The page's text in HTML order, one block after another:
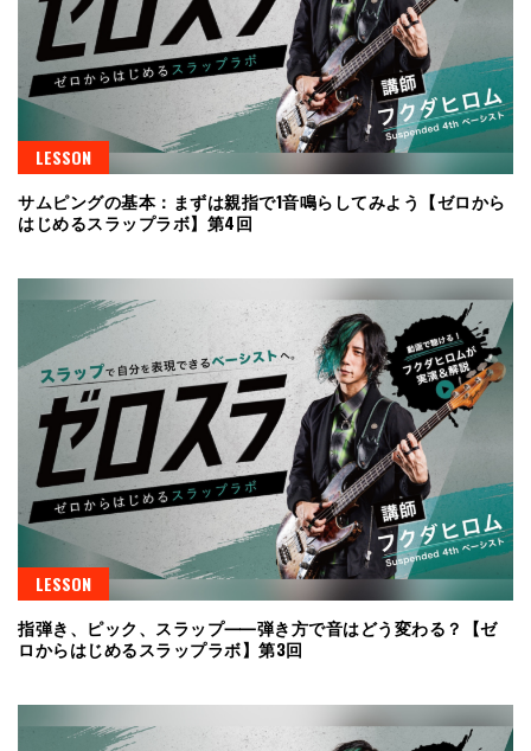
LESSON
サムピングの基本：まずは親指で1音鳴らしてみよう【ゼロから
はじめるスラップラボ】第4回
LESSON
指弾き、ピック、スラップ⸺弾き方で音はどう変わる？【ゼ
ロからはじめるスラップラボ】第3回